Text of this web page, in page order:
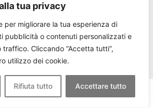
tua privacy
per migliorare la tua esperienza di
pubblicità o contenuti personalizzati e
traffico. Cliccando “Accetta tutti”,
utilizzo dei cookie.
Rifiuta tutto Accettare tutto
NOSTRI
LUOGHI